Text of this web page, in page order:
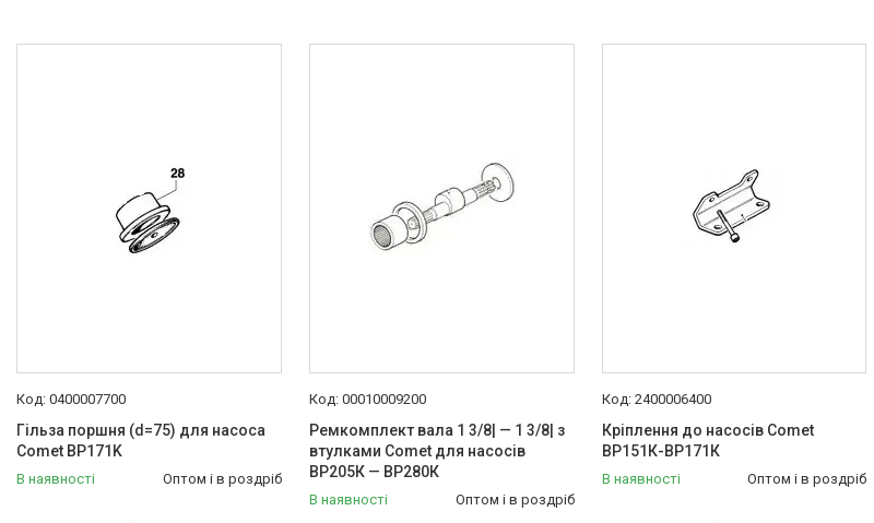
0400007700
Гільза поршня (d=75) для насоса
Comet BP171K
В наявності Оптом і в роздріб
00010009200
Ремкомплект вала 1 3/8| — 1 3/8| з
втулками Comet для насосів
ВР205К — ВР280К
В наявності Оптом і в роздріб
2400006400
Кріплення до насосів Comet
ВР151К-ВР171К
В наявності Оптом і в роздріб